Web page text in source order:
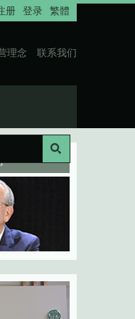
册 登录 繁體
理念 联系我们